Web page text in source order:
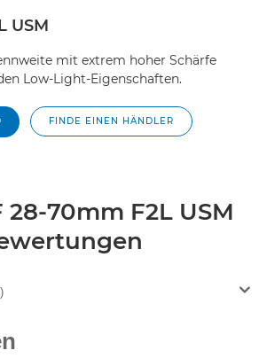
USM
mit extrem hoher Schärfe
Low-Light-Eigenschaften.
FINDE EINEN HÄNDLER
28-70mm F2L USM